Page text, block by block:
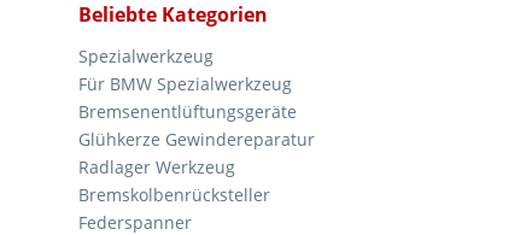
Beliebte Kategorien
Spezialwerkzeug
Für BMW Spezialwerkzeug
Bremsenentlüftungsgeräte
Glühkerze Gewindereparatur
Radlager Werkzeug
Bremskolbenrücksteller
Federspanner